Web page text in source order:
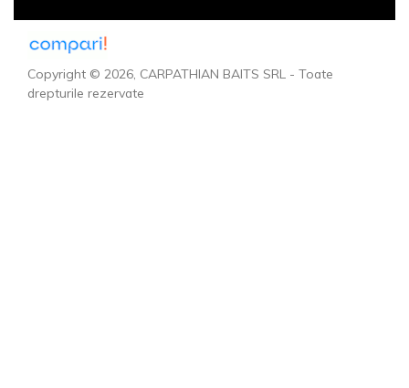
Copyright © 2026, CARPATHIAN BAITS SRL - Toate
drepturile rezervate